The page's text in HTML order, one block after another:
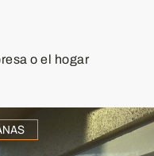
o el hogar